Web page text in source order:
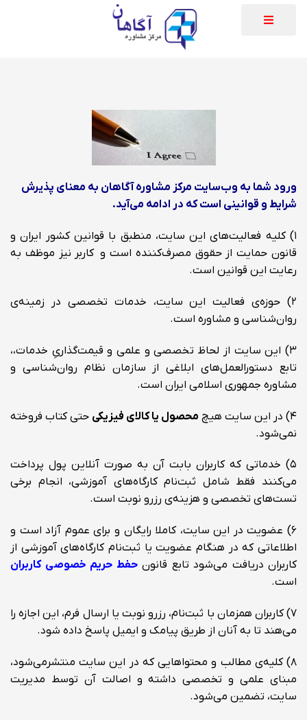
ورود شما به وب‏‌سایت مرکز مشاوره آگاهان به معنای پذیرش
شرایط و قوانینی است که در ادامه می‌آید.
۱) کلیه فعالیت‌های این سایت، منطبق با قوانین کشور ایران و
قانون حمایت از حقوق مصرف‌کننده است و کاربر نیز موظف به
رعایت این قوانین است.
۲) حوزه‌ی فعالیت این سایت، خدمات تخصصی در زمینه‌ی
روان‌شناسی و مشاوره است.
۳) این سایت از لحاظ تخصصی و علمی و قیمت‌گذاریِ خدمات،،
تابع دستورالعمل‌های ابلاغی از سازمان نظام روان‌شناسی و
مشاوره جمهوری اسلامی ایران است.
۴) در این سایت هیچ محصول یا کالای فیزیکی حتی کتاب فروخته
نمی‌شود.
۵) خدماتی که کاربران بابت آن به صورت آنلاین پول پرداخت
می‌کنند فقط شامل ثبت‌نام کارگاه‌های آموزشی، انجام برخی
تست‌های تخصصی و هزینه‌ی رزرو نوبت است.
۶) عضویت در این سایت، کاملا رایگان و برای عموم آزاد است و
اطلاعاتی که در هنگام عضویت یا ثبت‌نام کارگاه‌های آموزشی از
کاربران دریافت می‌شود تابع قانونحفط حریم خصوصی کاربران
است.
۷) کاربران همزمان با ثبت‌نام، رزرو نوبت یا ارسال فرم، این اجازه را
می‌هند تا به آنان از طریق پیامک و ایمیل پاسخ داده شود.
۸) کلیه‌ی مطالب و محتواهایی که در این سایت منتشرمی‌شود،
مبنای علمی و تخصصی داشته و اصالت آن توسط مدیریت
سایت، تضمین می‌شود.